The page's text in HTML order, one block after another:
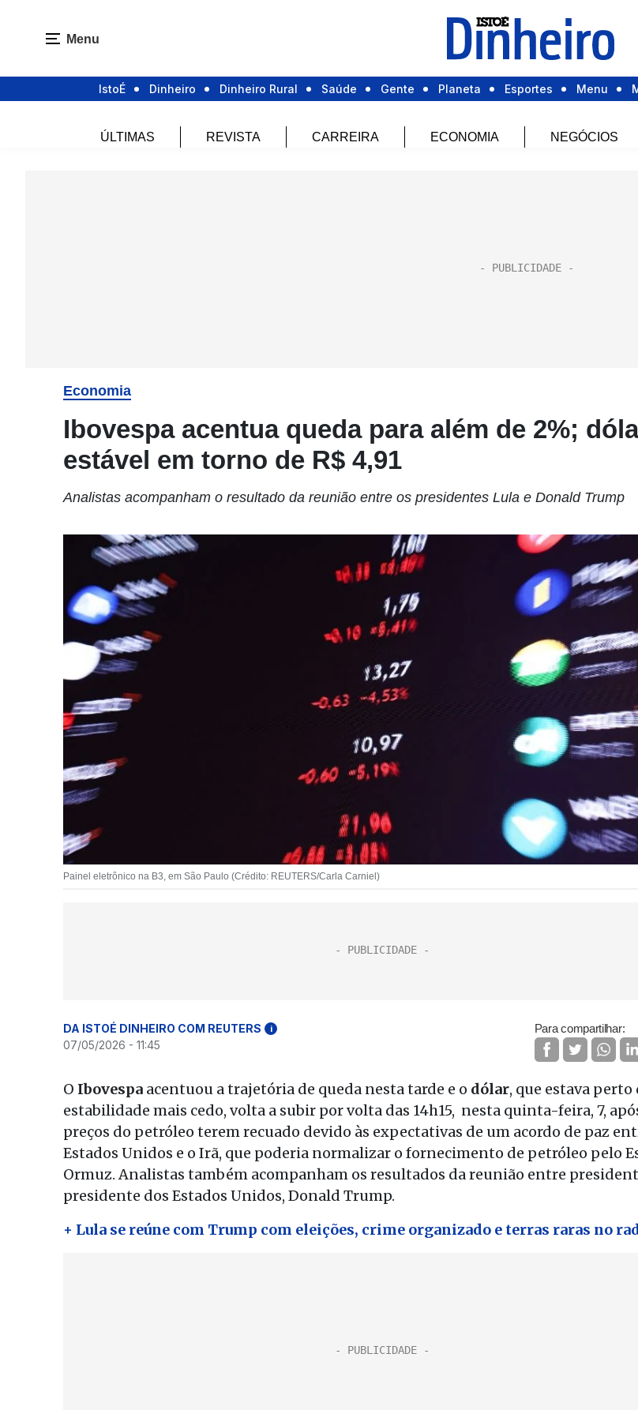
Menu
IstoÉ Dinheiro Dinheiro Rural Saúde Gente Planeta Esportes Menu
ÚLTIMAS REVISTA CARREIRA ECONOMIA NEGÓCIOS
Economia
Ibovespa acentua queda para além de 2%;
estável em torno de R$ 4,91
Analistas acompanham o resultado da reunião entre os presidentes Lula e Donald Trump
Painel eletrônico na B3, em São Paulo (Crédito: REUTERS/Carla Carniel)
DA ISTOÉ DINHEIRO COM REUTERS i
07/05/2026 - 11:45
Para compartilhar:
O Ibovespa acentuou a trajetória de queda nesta tarde e o dólar, que estava perto
estabilidade mais cedo, volta a subir por volta das 14h15, nesta quinta-feira, 7,
preços do petróleo terem recuado devido às expectativas de um acordo de paz
Estados Unidos e o Irã, que poderia normalizar o fornecimento de petróleo pelo
Ormuz. Analistas também acompanham os resultados da reunião entre
presidente dos Estados Unidos, Donald Trump.
+ Lula se reúne com Trump com eleições, crime organizado e terras raras no